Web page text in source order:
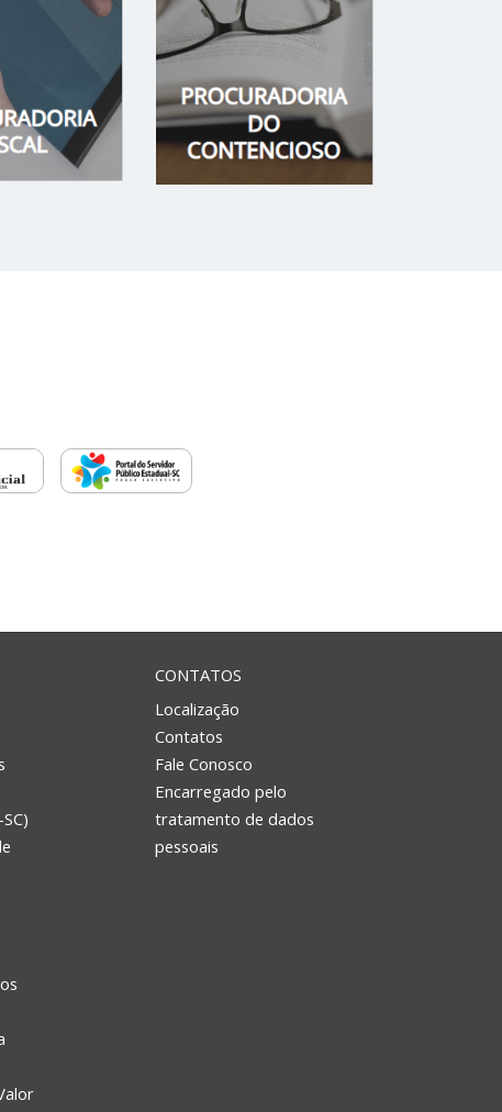
CONTATOS
Localização
Contatos
Fale Conosco
Encarregado pelo
tratamento de dados
pessoais